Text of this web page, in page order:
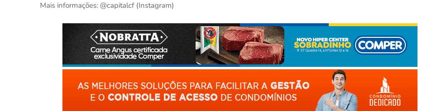
Mais informações: @capitalcf (Instagram)